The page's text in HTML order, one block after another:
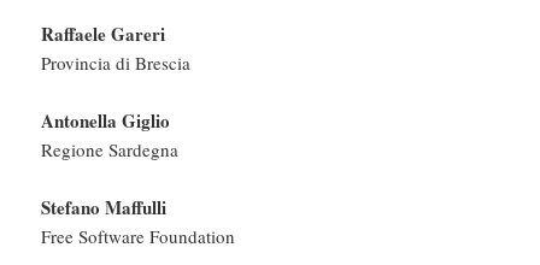
Raffaele Gareri
Provincia di Brescia
Antonella Giglio
Regione Sardegna
Stefano Maffulli
Free Software Foundation